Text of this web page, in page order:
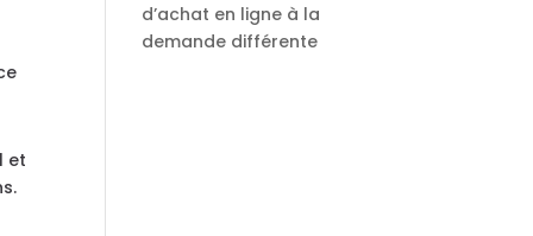
et
d’achat en ligne à la
demande différente